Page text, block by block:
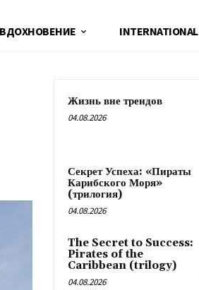
ВДОХНОВЕНИЕ INTERNATIONAL
Жизнь вне трендов
04.08.2026
Секрет Успеха: «Пираты
Карибского Моря»
(трилогия)
04.08.2026
The Secret to Success:
Pirates of the
Caribbean (trilogy)
04.08.2026